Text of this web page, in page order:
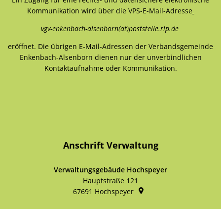
Kommunikation wird über die VPS-E-Mail-Adresse
vgv-enkenbach-alsenborn(at)poststelle.rlp.de
eröffnet. Die übrigen E-Mail-Adressen der Verbandsgemeinde
Enkenbach-Alsenborn dienen nur der unverbindlichen
Kontaktaufnahme oder Kommunikation.
Anschrift Verwaltung
Verwaltungsgebäude Hochspeyer
Hauptstraße 121
67691 Hochspeyer